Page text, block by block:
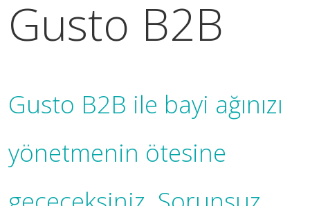
Gusto B2B
Gusto B2B ile bayi ağınızı
yönetmenin ötesine